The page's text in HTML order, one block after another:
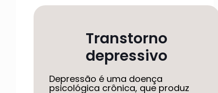
Transtorno
depressivo
Depressão é uma doença
psicológica crônica, que produz